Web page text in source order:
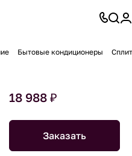
Бытовые кондиционеры
18 988 ₽
Заказать